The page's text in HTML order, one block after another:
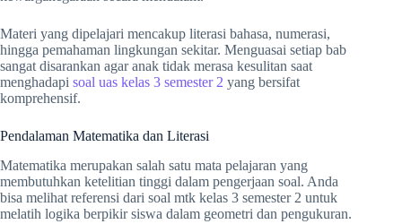
Materi yang dipelajari mencakup literasi bahasa, numerasi,
hingga pemahaman lingkungan sekitar. Menguasai setiap bab
sangat disarankan agar anak tidak merasa kesulitan saat
menghadapi soal uas kelas 3 semester 2 yang bersifat
komprehensif.
Pendalaman Matematika dan Literasi
Matematika merupakan salah satu mata pelajaran yang
membutuhkan ketelitian tinggi dalam pengerjaan soal. Anda
bisa melihat referensi dari soal mtk kelas 3 semester 2 untuk
melatih logika berpikir siswa dalam geometri dan pengukuran.